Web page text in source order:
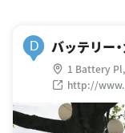
D バッテリー
1 Battery
http://